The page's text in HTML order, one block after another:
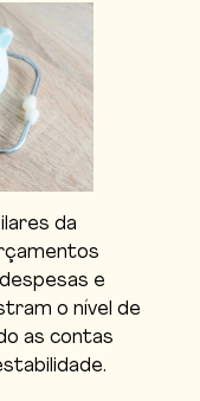
da
e
o nível de
as contas